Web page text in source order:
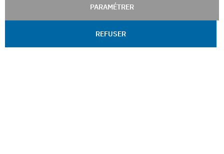
PARAMÉTRER
REFUSER